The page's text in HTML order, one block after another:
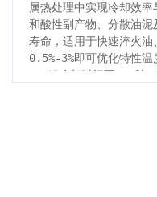
属热处理中实现冷却效
和酸性副产物、分散油
寿命，适用于快速淬火
0.5%-3%即可优化特性
300℃冷却时间至2.3秒